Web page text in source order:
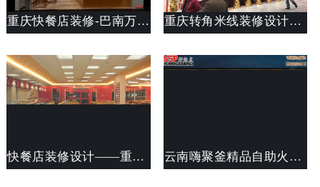
重庆快餐店装修-巴南万达博食美•美味聚集地 重庆转角米线装修设计案例
快餐店装修设计——重庆渔洞快餐店装修 云南嗨聚釜精品自助火锅装修设计案例